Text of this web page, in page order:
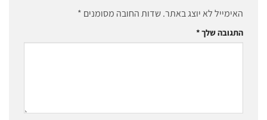
האימייל לא יוצג באתר.שדות החובה מסומנים *
התגובה שלך*